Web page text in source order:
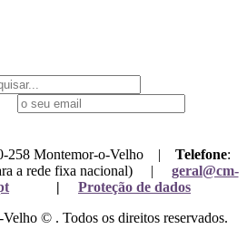
258 Montemor-o-Velho | Telefone:
a rede fixa nacional) | geral@cm-
| Proteção de dados
© . Todos os direitos reservados.